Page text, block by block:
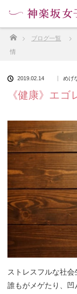
ブログ一覧
情
2019.02.14 めげ
《健康》エ
ストレスフルな社
誰もがメゲたり、